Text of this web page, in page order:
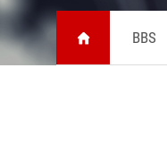
Message from
Head
Status
BBS